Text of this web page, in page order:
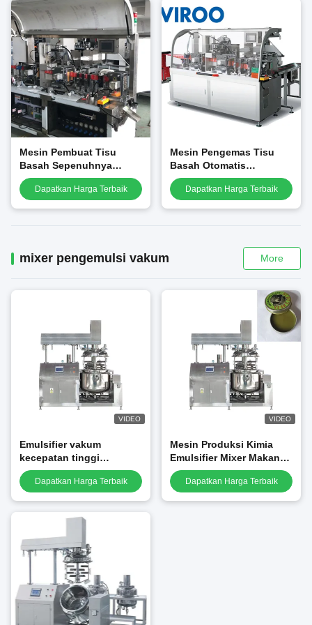
Mesin Pembuat Tisu
Basah Sepenuhnya
Otomatis, mesin pembuat
tisu penghapus makeup
Dapatkan Harga Terbaik
Mesin Pengemas Tisu
Basah Otomatis
Sertifikasi CE Berbasis
Listrik, mesin pembuat
Dapatkan Harga Terbaik
mixer pengemulsi vakum More
VIDEO
Emulsifier vakum
kecepatan tinggi
Hydraulic Lifting
homogenizer Unit
homogenizer kosmetik
Dapatkan Harga Terbaik
VIDEO
Mesin Produksi Kimia
Emulsifier Mixer Makanan
Sistem Homogenizer High
Shear Mixing Motor mixer
Dapatkan Harga Terbaik